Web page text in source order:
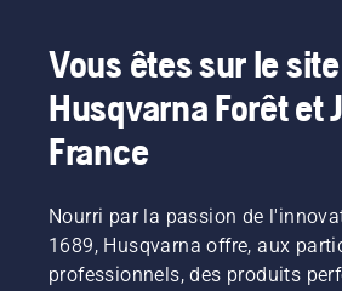
Vous êtes sur le site
Husqvarna Forêt et
France
Nourri par la passion de
1689, Husqvarna offre, aux
professionnels, des produits